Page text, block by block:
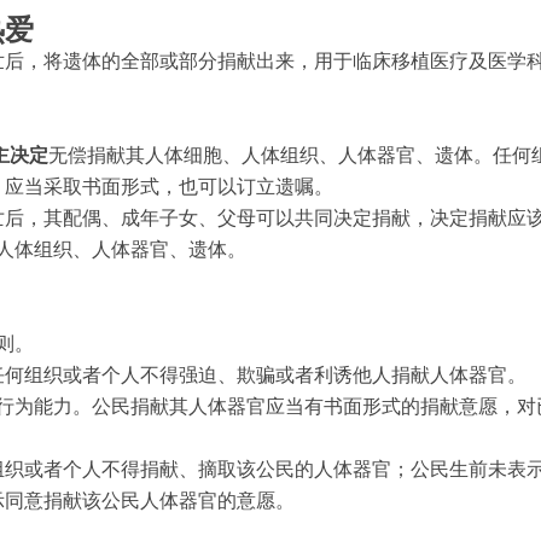
红十字志愿服务
管理
宣传传播
，将遗体的全部或部分捐献出来，用于临床移植医疗及医学
决定无偿捐献其人体细胞、人体组织、人体器官、遗体。任
当采取书面形式，也可以订立遗嘱。
，其配偶、成年子女、父母可以共同决定捐献，决定捐献应
组织、人体器官、遗体。
。
组织或者个人不得强迫、欺骗或者利诱他人捐献人体器官。
能力。公民捐献其人体器官应当有书面形式的捐献意愿，
或者个人不得捐献、摘取该公民的人体器官；公民生前未表
意捐献该公民人体器官的意愿。